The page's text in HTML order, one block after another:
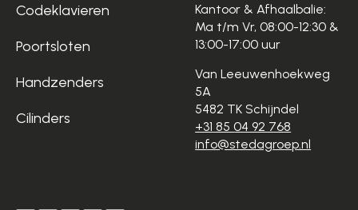
Codeklavieren
Poortsloten
Handzenders
Cilinders
Kantoor & Afhaalbalie:
Ma t/m Vr, 08:00-12:30 &
13:00-17:00 uur
Van Leeuwenhoekweg
5A
5482 TK Schijndel
+31 85 04 92 768
info@stedagroep.nl